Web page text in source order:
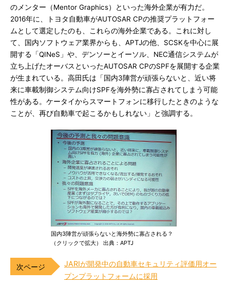
のメンター（Mentor Graphics）といった海外企業が有力だ。
2016年に、トヨタ自動車がAUTOSAR CPの推奨プラットフォー
ムとして選定したのも、これらの海外企業である。これに対し
て、国内ソフトウェア業界からも、APTJの他、SCSKを中心に展
開する「QINeS」や、デンソーとイーソル、NEC通信システムが
立ち上げたオーバスといったAUTOSAR CPのSPFを展開する企業
が生まれている。高田氏は「国内3陣営が頑張らないと、近い将
来に車載制御システム向けSPFを海外勢に寡占されてしまう可能
性がある。ケータイからスマートフォンに移行したときのような
ことが、再び自動車で起こるかもしれない」と強調する。
国内3陣営が頑張らないと海外勢に寡占される？
（クリックで拡大） 出典：APTJ
JARIが開発中の自動車セキュリティ評価用オー
プンプラットフォームに採用